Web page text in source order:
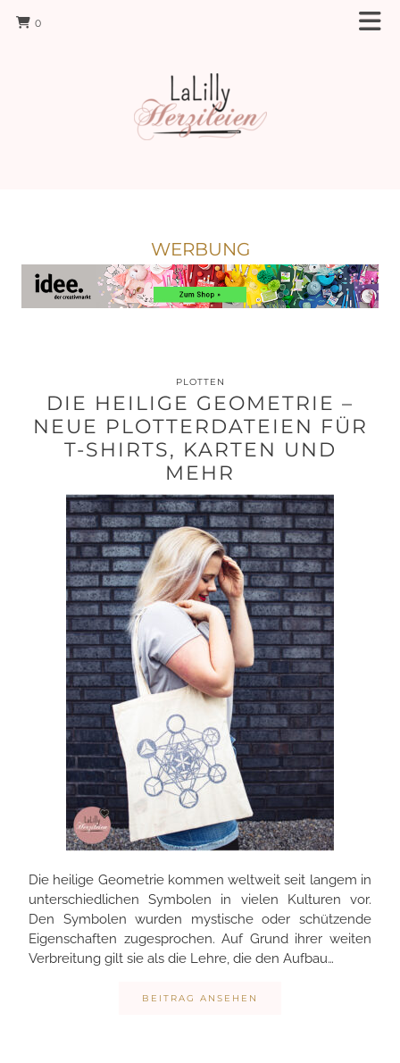
0
WERBUNG
PLOTTEN
DIE HEILIGE GEOMETRIE –
NEUE PLOTTERDATEIEN FÜR
T-SHIRTS, KARTEN UND
MEHR
Die heilige Geometrie kommen weltweit seit langem in
unterschiedlichen Symbolen in vielen Kulturen vor.
Den Symbolen wurden mystische oder schützende
Eigenschaften zugesprochen. Auf Grund ihrer weiten
Verbreitung gilt sie als die Lehre, die den Aufbau…
BEITRAG ANSEHEN